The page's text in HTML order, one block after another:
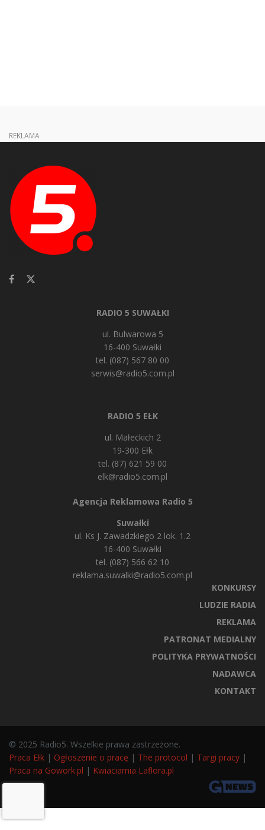
REKLAMA
RADIO 5 SUWAŁKI
ul. Bulwarowa 5
16-400 Suwałki
tel. (087) 567 80 00
serwis@radio5.com.pl
RADIO 5 EŁK
ul. Małeckich 2
19-300 Ełk
tel. (87) 621 59 00
elk@radio5.com.pl
Agencja Reklamowa Radio 5
Suwałki
ul. Ks J. Zawadzkiego 2 lok. 1.2
16-400 Suwałki
tel. (087) 566 62 10
reklama.suwalki@radio5.com.pl
KONKURSY
LUDZIE RADIA
REKLAMA
PATRONAT MEDIALNY
POLITYKA PRYWATNOŚCI
NADAWCA
KONTAKT
© 2025 Radio5. Wszelkie prawa zastrzeżone.
Praca Ełk | Ogłoszenie o pracę | The protocol | Targi pracy |
Praca na Gowork.pl | Kwiaciarnia Laflora.pl